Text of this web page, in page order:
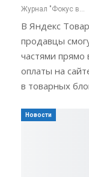
Журнал "Фокус внимания"
В Яндекс
продавцы
частями
оплаты на
в товарных
Новости